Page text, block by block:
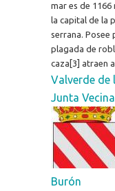
mar es de 1166
la capital de la
serrana. Posee
plagada de
caza[3] atraen
Valverde de
Junta
Burón